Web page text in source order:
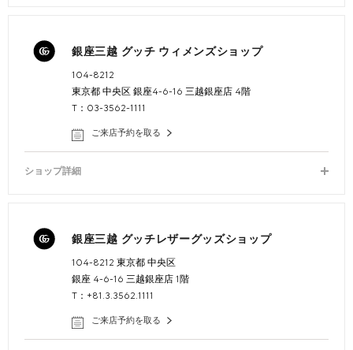
銀座三越 グッチ ウィメンズショップ
104-8212
東京都 中央区 銀座4-6-16 三越銀座店 4階
T：03-3562-1111
ご来店予約を取る
ショップ詳細
銀座三越 グッチレザーグッズショップ
104-8212 東京都 中央区
銀座 4-6-16 三越銀座店 1階
T：+81.3.3562.1111
ご来店予約を取る